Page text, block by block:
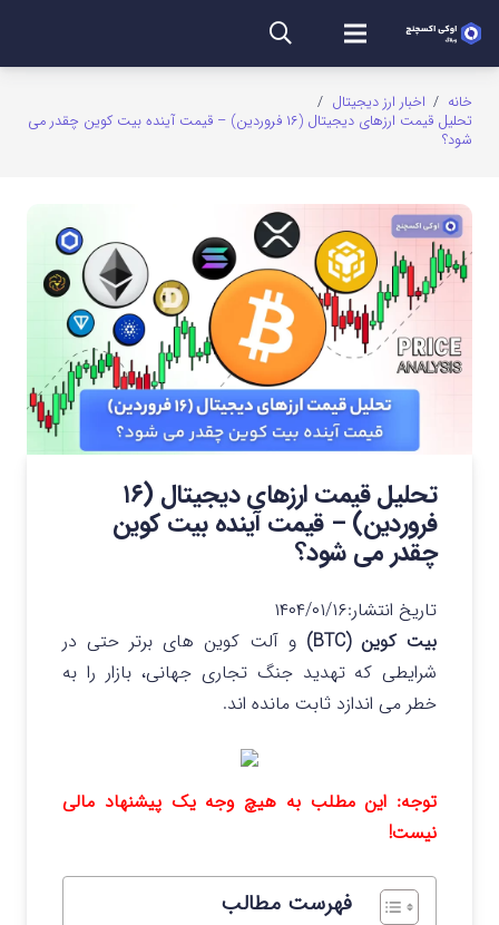
خانه / اخبار ارز دیجیتال /
تحلیل قیمت ارزهای دیجیتال (۱۶ فروردین) – قیمت آینده بیت کوین چقدر می
شود؟
تحلیل قیمت ارزهای دیجیتال (۱۶
فروردین) – قیمت آینده بیت کوین
چقدر می شود؟
تاریخ انتشار:۱۴۰۴/۰۱/۱۶
بیت کوین (BTC)
و آلت کوین های برتر حتی در
شرایطی که تهدید جنگ تجاری جهانی، بازار را به
خطر می اندازد ثابت مانده اند.
توجه: این مطلب به هیچ وجه یک پیشنهاد مالی
نیست!
فهرست مطالب